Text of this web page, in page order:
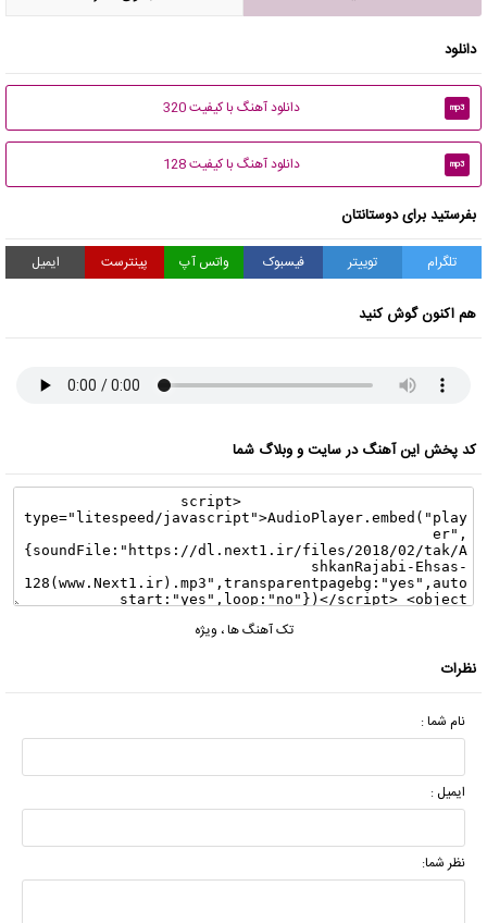
دانلود
mp3 دانلود آهنگ با کیفیت 320
mp3 دانلود آهنگ با کیفیت 128
بفرستید برای دوستانتان
تلگرام توییتر فیسبوک واتس آپ پینترست ایمیل
هم اکنون گوش کنید
کد پخش این آهنگ در سایت و وبلاگ شما
تک آهنگ ها، ویژه
نظرات
نام شما :
ایمیل :
نظر شما: